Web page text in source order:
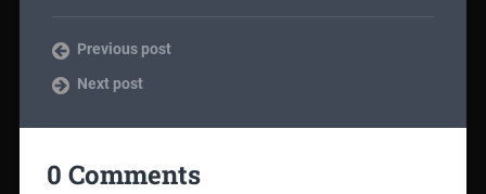
Previous post
Next post
0 Comments